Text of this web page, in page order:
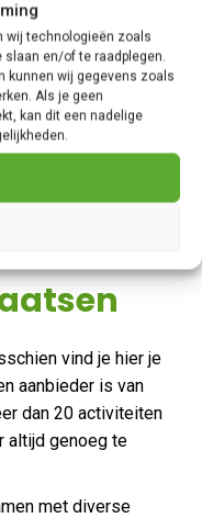
wij technologieën zoals
slaan en/of te raadplegen.
kunnen wij gegevens zoals
Als je geen
kan dit een nadelige
vind je hier je
aanbieder is van
dan 20 activiteiten
altijd genoeg te
met diverse